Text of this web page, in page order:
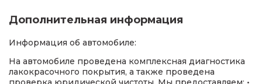
Дополнительная информация
Информация об автомобиле:
На автомобиле проведена комплексная диагностика
лакокрасочного покрытия, а также проведена